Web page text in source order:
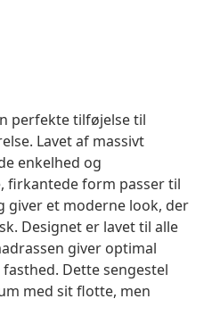
perfekte tilføjelse til
Lavet af massivt
enkelhed og
firkantede form passer til
giver et moderne look, der
Designet er lavet til alle
giver optimal
Dette sengestel
med sit flotte, men